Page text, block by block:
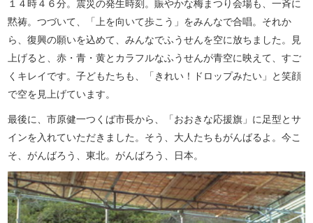
１４時４６分。震災の発生時刻。賑やかな梅まつり会場も、一斉に
黙祷。つづいて、「上を向いて歩こう」をみんなで合唱。それか
ら、復興の願いを込めて、みんなでふうせんを空に放ちました。見
上げると、赤・青・黄とカラフルなふうせんが青空に映えて、すご
くキレイです。子どもたちも、「きれい！ドロップみたい」と笑顔
で空を見上げています。
最後に、市原健一つくば市長から、「おおきな応援旗」に足型とサ
インを入れていただきました。そう、大人たちもがんばるよ。今こ
そ、がんばろう、東北。がんばろう、日本。